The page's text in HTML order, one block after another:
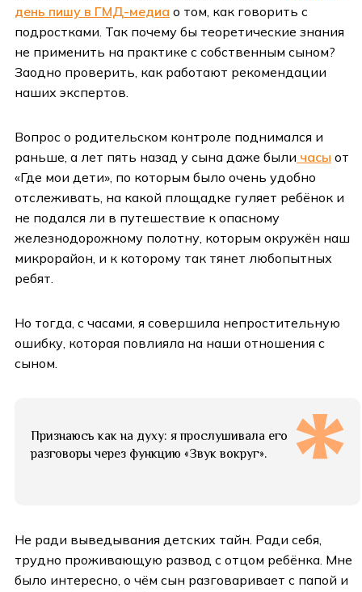
день пишу в ГМД-медиа о том, как говорить с
подростками. Так почему бы теоретические знания
не применить на практике с собственным сыном?
Заодно проверить, как работают рекомендации
наших экспертов.
Вопрос о родительском контроле поднимался и
раньше, а лет пять назад у сына даже были часы от
«Где мои дети», по которым было очень удобно
отслеживать, на какой площадке гуляет ребёнок и
не подался ли в путешествие к опасному
железнодорожному полотну, которым окружён наш
микрорайон, и к которому так тянет любопытных
ребят.
Но тогда, с часами, я совершила непростительную
ошибку, которая повлияла на наши отношения с
сыном.
Признаюсь как на духу: я прослушивала его
разговоры через функцию «Звук вокруг».
Не ради выведывания детских тайн. Ради себя,
трудно проживающую развод с отцом ребёнка. Мне
было интересно, о чём сын разговаривает с папой и